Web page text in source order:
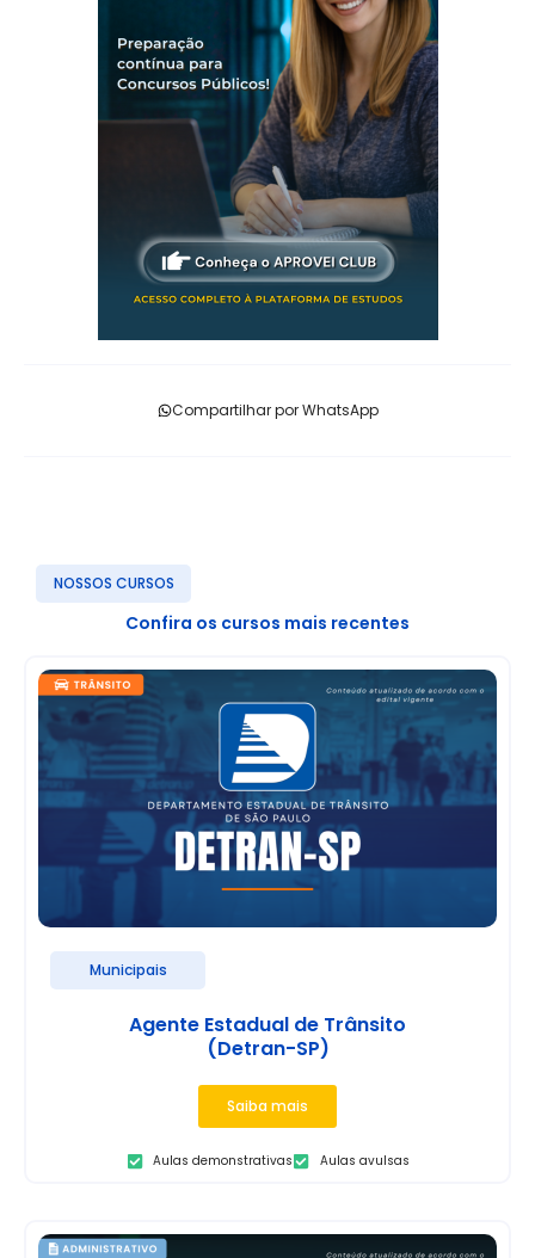
Compartilhar por WhatsApp
NOSSOS CURSOS
Confira os cursos mais recentes
Municipais
Agente Estadual de Trânsito
(Detran-SP)
Saiba mais
Aulas demonstrativas Aulas avulsas